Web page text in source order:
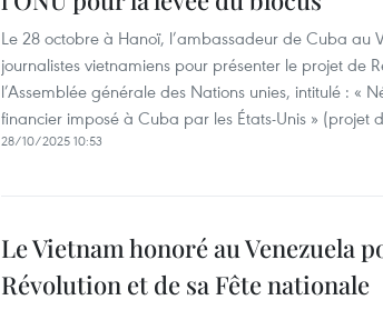
Le 28 octobre à Hanoï, l’ambassadeur de Cuba au
journalistes vietnamiens pour présenter le projet de
l’Assemblée générale des Nations unies, intitulé : «
financier imposé à Cuba par les États-Unis »
28/10/2025 10:53
Le Vietnam honoré au Venezuela
Révolution et de sa Fête nationale